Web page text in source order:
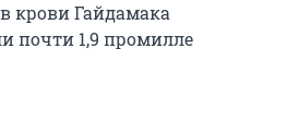
крови Гайдамака
почти 1,9 промилле